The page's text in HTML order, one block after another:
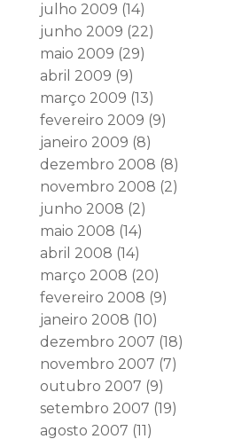
julho 2009 (14)
junho 2009 (22)
maio 2009 (29)
abril 2009 (9)
março 2009 (13)
fevereiro 2009 (9)
janeiro 2009 (8)
dezembro 2008 (8)
novembro 2008 (2)
junho 2008 (2)
maio 2008 (14)
abril 2008 (14)
março 2008 (20)
fevereiro 2008 (9)
janeiro 2008 (10)
dezembro 2007 (18)
novembro 2007 (7)
outubro 2007 (9)
setembro 2007 (19)
agosto 2007 (11)